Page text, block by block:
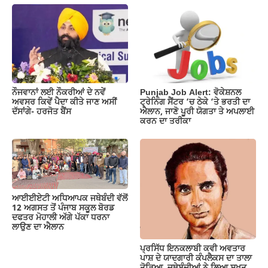
ਨੌਜਵਾਨਾਂ ਲਈ ਨੌਕਰੀਆਂ ਦੇ ਨਵੇਂ
ਅਵਸਰ ਕਿਵੇਂ ਪੈਦਾ ਕੀਤੇ ਜਾਣ ਅਸੀਂ
ਦੱਸਾਂਗੇ- ਹਰਜੋਤ ਬੈਂਸ
Punjab Job Alert: ਵੋਕੇਸ਼ਨਲ
ਟ੍ਰੇਨਿੰਗ ਸੈਂਟਰ ‘ਚ ਠੇਕੇ ‘ਤੇ ਭਰਤੀ ਦਾ
ਐਲਾਨ, ਜਾਣੋ ਪੂਰੀ ਯੋਗਤਾ ਤੇ ਅਪਲਾਈ
ਕਰਨ ਦਾ ਤਰੀਕਾ
ਆਈਈਏਟੀ ਅਧਿਆਪਕ ਜਥੇਬੰਦੀ ਵੱਲੋਂ
12 ਅਗਸਤ ਤੋਂ ਪੰਜਾਬ ਸਕੂਲ ਬੋਰਡ
ਦਫਤਰ ਮੋਹਾਲੀ ਅੱਗੇ ਪੱਕਾ ਧਰਨਾ
ਲਾਉਣ ਦਾ ਐਲਾਨ
ਪ੍ਰਸਿੱਧ ਇਨਕਲਾਬੀ ਕਵੀ ਅਵਤਾਰ
ਪਾਸ਼ ਦੇ ਯਾਦਗਾਰੀ ਕੰਪਲੈਕਸ ਦਾ ਤਾਲਾ